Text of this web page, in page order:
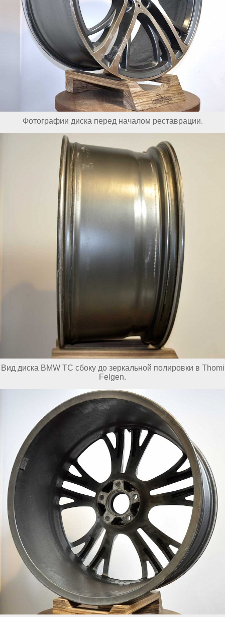
Фотографии диска перед началом реставрации.
Вид диска BMW TC сбоку до зеркальной полировки в Thomi
Felgen.